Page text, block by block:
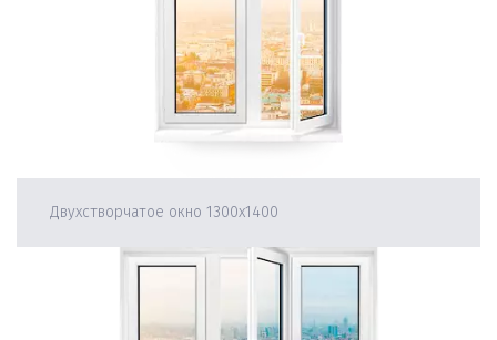
Двухстворчатое окно 1300х1400